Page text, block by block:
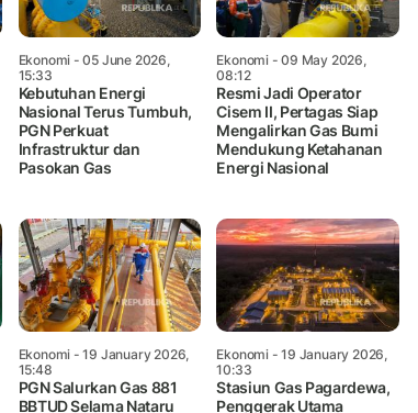
Ekonomi - 05 June 2026,
15:33
Kebutuhan Energi
Nasional Terus Tumbuh,
PGN Perkuat
Infrastruktur dan
Pasokan Gas
Ekonomi- 09 May 2026,
08:12
Resmi Jadi Operator
Cisem II, Pertagas Siap
Mengalirkan Gas Bumi
Mendukung Ketahanan
Energi Nasional
Ekonomi - 19 January 2026,
15:48
PGN Salurkan Gas 881
BBTUD Selama Nataru
Ekonomi- 19 January 2026,
10:33
Stasiun Gas Pagardewa,
Penggerak Utama